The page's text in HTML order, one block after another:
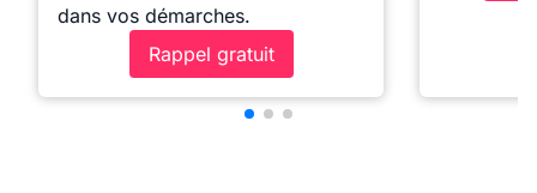
dans vos démarches.
Rappel gratuit